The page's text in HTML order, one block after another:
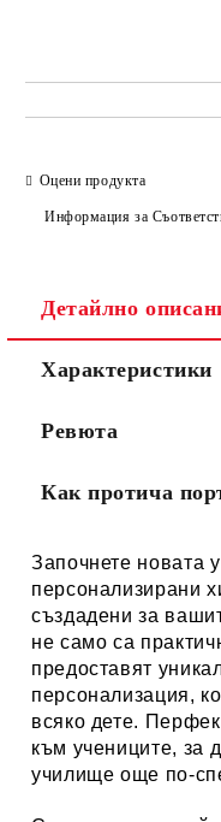
Оцени продукта
Информация за
Детайлно
Характеристики
Ревюта
Как протича
Започнете новата
персонализирани
създадени за
не само са
предоставят
персонализация,
всяко дете.
към учениците, за
училище още по-